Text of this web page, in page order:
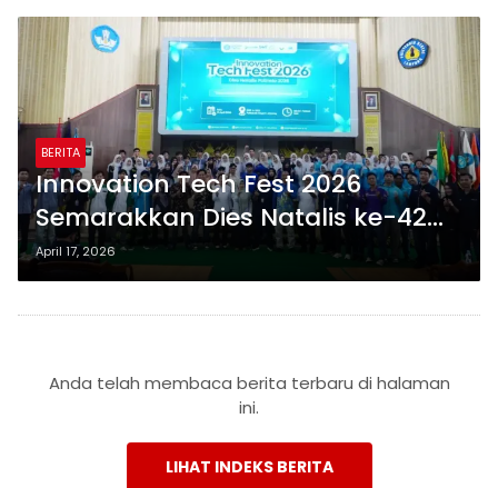
BERITA
Innovation Tech Fest 2026
Semarakkan Dies Natalis ke-42
Polinela, Pelajar Adu Inovasi
April 17, 2026
Anda telah membaca berita terbaru di halaman
ini.
LIHAT INDEKS BERITA